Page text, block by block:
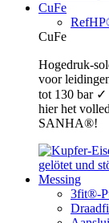
CuFe
CuFe
Hogedruk-
voor
tot 130 bar
hier het
SANHA®!
Messing
3fit®-